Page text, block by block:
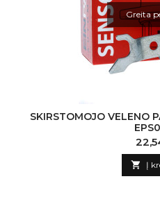
Greita
SKIRSTOMOJO VELENO
 Į